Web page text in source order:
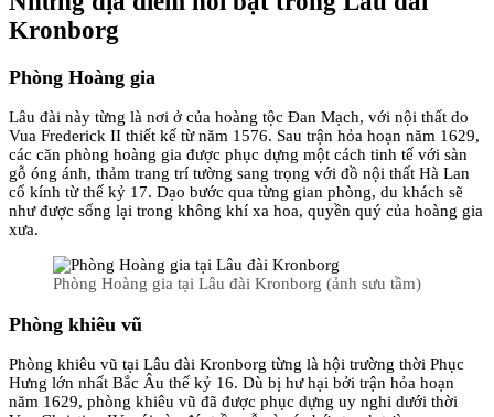
Kronborg
Phòng Hoàng gia
Lâu đài này từng là nơi ở của hoàng tộc Đan Mạch, với nội thất do
Vua Frederick II thiết kế từ năm 1576. Sau trận hỏa hoạn năm 1629,
các căn phòng hoàng gia được phục dựng một cách tinh tế với sàn
gỗ óng ánh, thảm trang trí tường sang trọng với đồ nội thất Hà Lan
cổ kính từ thế kỷ 17. Dạo bước qua từng gian phòng, du khách sẽ
như được sống lại trong không khí xa hoa, quyền quý của hoàng gia
xưa.
Phòng Hoàng gia tại Lâu đài Kronborg (ảnh sưu tầm)
Phòng khiêu vũ
Phòng khiêu vũ tại Lâu đài Kronborg từng là hội trường thời Phục
Hưng lớn nhất Bắc Âu thế kỷ 16. Dù bị hư hại bởi trận hỏa hoạn
năm 1629, phòng khiêu vũ đã được phục dựng uy nghi dưới thời